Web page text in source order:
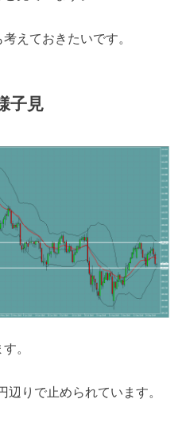
えておきたいです。
子見
。
りで止められています。